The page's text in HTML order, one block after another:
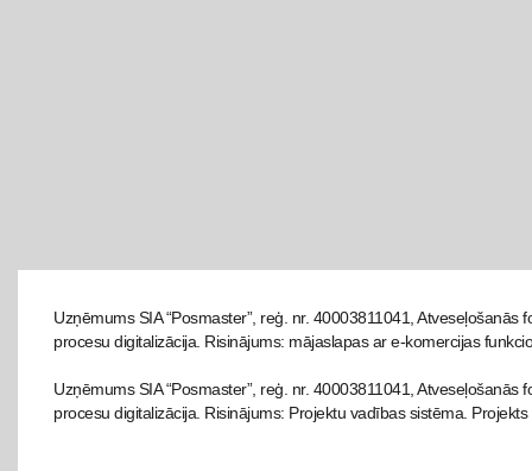
Uzņēmums SIA “Posmaster”, reģ. nr. 40003811041,
procesu digitalizācija. Risinājums: mājaslapas ar e-komercijas
Uzņēmums SIA “Posmaster”, reģ. nr. 40003811041,
procesu digitalizācija. Risinājums: Projektu vadības sistēma.